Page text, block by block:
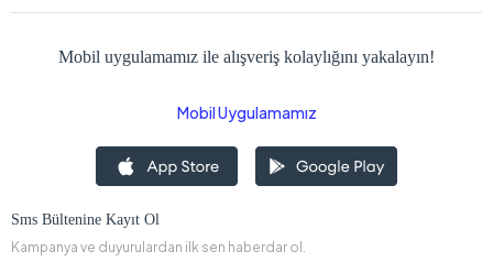
Mobil uygulamamız ile alışveriş kolaylığını yakalayın!
Mobil Uygulamamız
Sms Bültenine Kayıt Ol
Kampanya ve duyurulardan ilk sen haberdar ol.